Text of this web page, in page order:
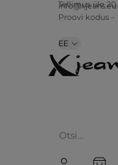
info@xjeans.eu
Tellimus üle 20
Proovi kodus
EE